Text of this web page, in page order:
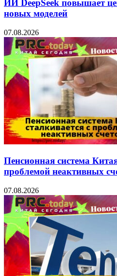
ИИ DeepSeek повышает
новых моделей
07.08.2026
Пенсионная система
проблемой неактивных
07.08.2026